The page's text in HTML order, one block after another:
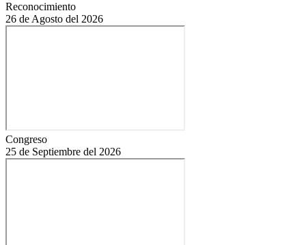
Reconocimiento
26 de Agosto del 2026
Congreso
25 de Septiembre del 2026